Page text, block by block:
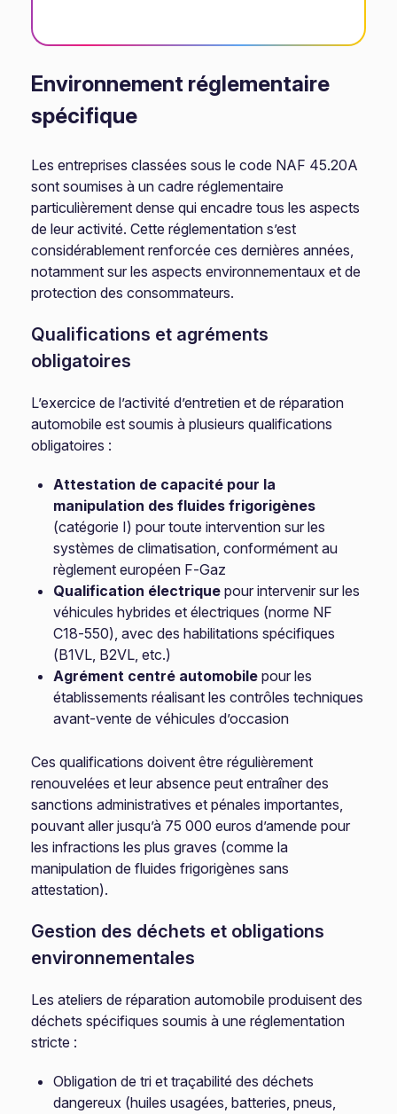
Environnement réglementaire
spécifique
Les entreprises classées sous le code NAF 45.20A
sont soumises à un cadre réglementaire
particulièrement dense qui encadre tous les aspects
de leur activité. Cette réglementation s’est
considérablement renforcée ces dernières années,
notamment sur les aspects environnementaux et de
protection des consommateurs.
Qualifications et agréments
obligatoires
L’exercice de l’activité d’entretien et de réparation
automobile est soumis à plusieurs qualifications
obligatoires :
Attestation de capacité pour la
manipulation des fluides frigorigènes
(catégorie I) pour toute intervention sur les
systèmes de climatisation, conformément au
règlement européen F-Gaz
Qualification électrique pour intervenir sur les
véhicules hybrides et électriques (norme NF
C18-550), avec des habilitations spécifiques
(B1VL, B2VL, etc.)
Agrément centré automobile pour les
établissements réalisant les contrôles techniques
avant-vente de véhicules d’occasion
Ces qualifications doivent être régulièrement
renouvelées et leur absence peut entraîner des
sanctions administratives et pénales importantes,
pouvant aller jusqu’à 75 000 euros d’amende pour
les infractions les plus graves (comme la
manipulation de fluides frigorigènes sans
attestation).
Gestion des déchets et obligations
environnementales
Les ateliers de réparation automobile produisent des
déchets spécifiques soumis à une réglementation
stricte :
Obligation de tri et traçabilité des déchets
dangereux (huiles usagées, batteries, pneus,